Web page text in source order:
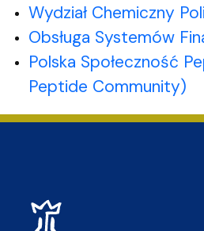
Wydział Chemiczny
Obsługa Systemów
Polska Społeczność
Peptide Community)